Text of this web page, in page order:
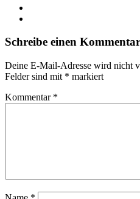
Schreibe einen Kommentar
Deine E-Mail-Adresse wird nicht
Felder sind mit * markiert
Kommentar *